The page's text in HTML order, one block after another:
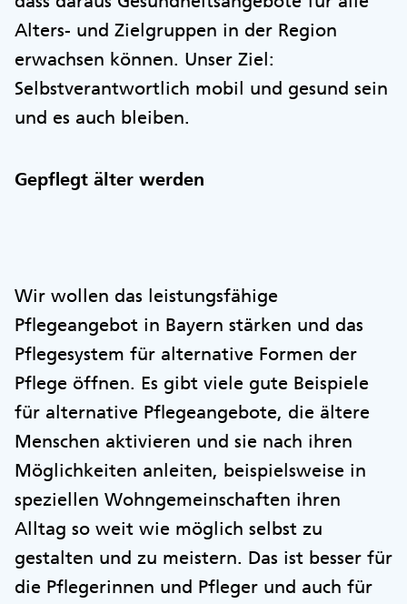
Alters- und Zielgruppen in der Region
erwachsen können. Unser Ziel:
Selbstverantwortlich mobil und gesund sein
und es auch bleiben.
Gepflegt älter werden
Wir wollen das leistungsfähige
Pflegeangebot in Bayern stärken und das
Pflegesystem für alternative Formen der
Pflege öffnen. Es gibt viele gute Beispiele
für alternative Pflegeangebote, die ältere
Menschen aktivieren und sie nach ihren
Möglichkeiten anleiten, beispielsweise in
speziellen Wohngemeinschaften ihren
Alltag so weit wie möglich selbst zu
gestalten und zu meistern. Das ist besser für
die Pflegerinnen und Pfleger und auch für